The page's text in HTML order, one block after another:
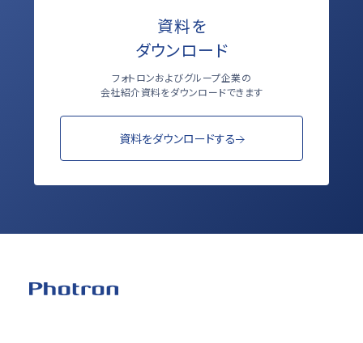
資料を
ダウンロード
フォトロンおよびグループ企業の
会社紹介資料をダウンロードできます
資料をダウンロードする